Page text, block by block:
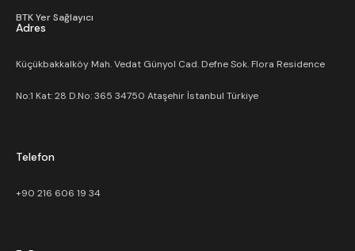
BTK Yer Sağlayıcı
Adres
Küçükbakkalköy Mah. Vedat Günyol Cad. Defne Sok. Flora Residence
No:1 Kat: 28 D.No: 365 34750 Ataşehir İstanbul Türkiye
Telefon
+90 216 606 19 34